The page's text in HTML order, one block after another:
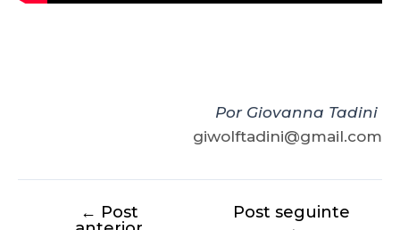
Por Giovanna Tadini
giwolftadini@gmail.com
← Post Post seguinte